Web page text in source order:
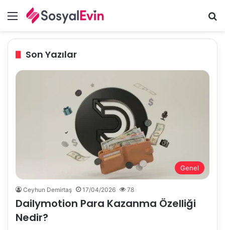
Menü
Son Yazılar
Genel
Ceyhun Demirtaş 17/04/2026 78
Dailymotion Para Kazanma Özelliği
Nedir?